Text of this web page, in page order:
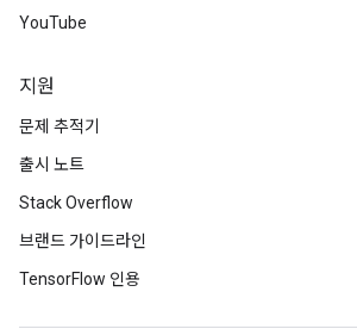
YouTube
지원
문제 추적기
출시 노트
Stack Overflow
브랜드 가이드라인
TensorFlow 인용